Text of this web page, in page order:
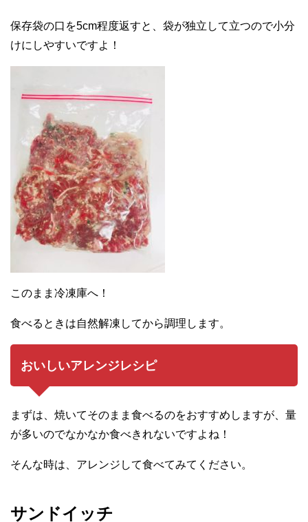
保存袋の口を5cm程度返すと、袋が独立して立つので小分
けにしやすいですよ！
このまま冷凍庫へ！
食べるときは自然解凍してから調理します。
おいしいアレンジレシピ
まずは、焼いてそのまま食べるのをおすすめしますが、量
が多いのでなかなか食べきれないですよね！
そんな時は、アレンジして食べてみてください。
サンドイッチ